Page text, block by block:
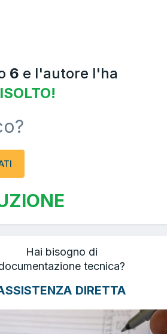
6 e l'autore l'ha
Hai bisogno di
tecnica?
DIRETTA